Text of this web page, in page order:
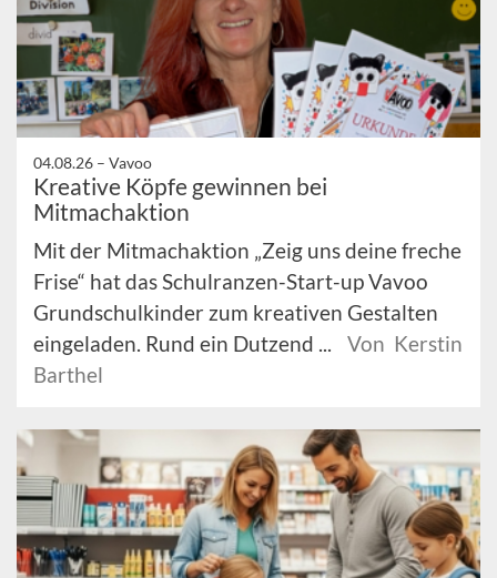
04.08.26 – Vavoo
Kreative Köpfe gewinnen bei
Mitmachaktion
Mit der Mitmachaktion „Zeig uns deine freche
Frise“ hat das Schulranzen-Start-up Vavoo
Grundschulkinder zum kreativen Gestalten
eingeladen. Rund ein Dutzend ...
Von Kerstin
Barthel